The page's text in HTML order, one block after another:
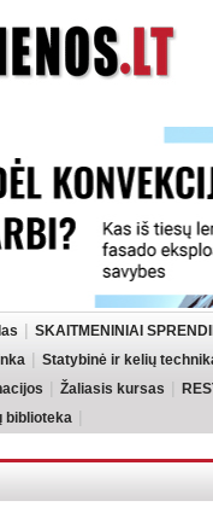
SKAITMENINIAI
Statybinė ir kelių
Žaliasis kursas
biblioteka